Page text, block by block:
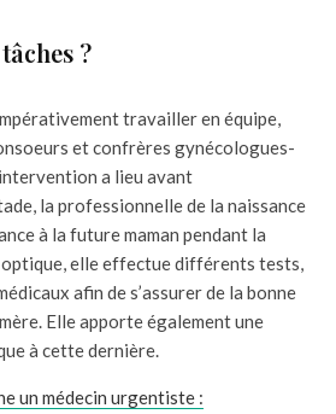
?
travailler en équipe,
et confrères gynécologues-
a lieu avant
la professionnelle de la naissance
à la future maman pendant la
elle effectue différents tests,
afin de s’assurer de la bonne
Elle apporte également une
à cette dernière.
un médecin urgentiste :